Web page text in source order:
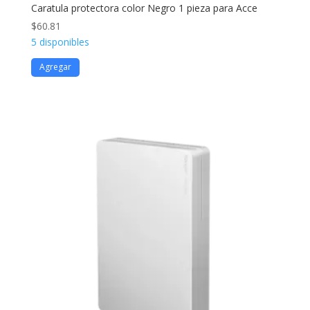
Caratula protectora color Negro 1 pieza para Acce
$60.81
5 disponibles
Agregar